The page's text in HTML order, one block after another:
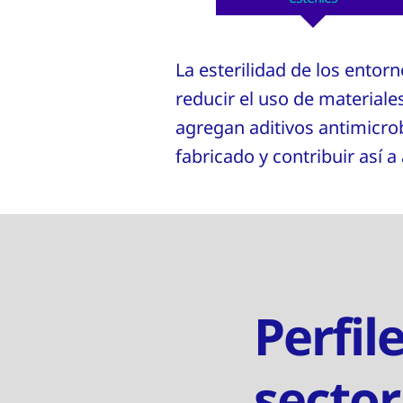
La esterilidad de los
reducir el uso de
agregan aditivos
fabricado y contribuir así